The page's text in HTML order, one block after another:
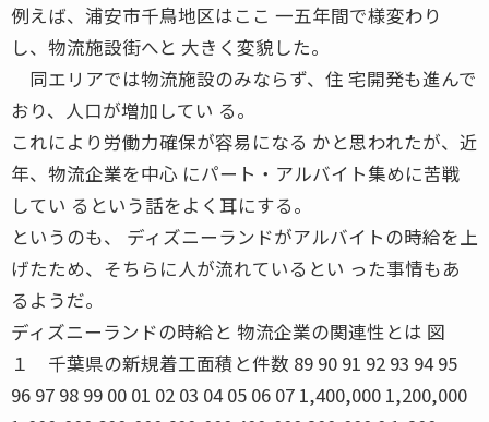
例えば、浦安市千鳥地区はここ 一五年間で様変わり
し、物流施設街へと 大きく変貌した。
同エリアでは物流施設のみならず、住 宅開発も進んで
おり、人口が増加してい る。
これにより労働力確保が容易になる かと思われたが、近
年、物流企業を中心 にパート・アルバイト集めに苦戦
してい るという話をよく耳にする。
というのも、 ディズニーランドがアルバイトの時給を上
げたため、そちらに人が流れているとい った事情もあ
るようだ。
ディズニーランドの時給と 物流企業の関連性とは 図
１ 千葉県の新規着工面積と件数 89 90 91 92 93 94 95
96 97 98 99 00 01 02 03 04 05 06 07 1,400,000 1,200,000